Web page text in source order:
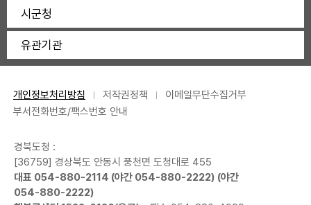
시군청
유관기관
개인정보처리방침 저작권정책
이메일무단수집거부
부서전화번호/팩스번호 안내
경북도청 :
[36759] 경상북도 안동시 풍천면 도청대로 455
대표 054-880-2114 (야간 054-880-2222) (야간
054-880-2222)